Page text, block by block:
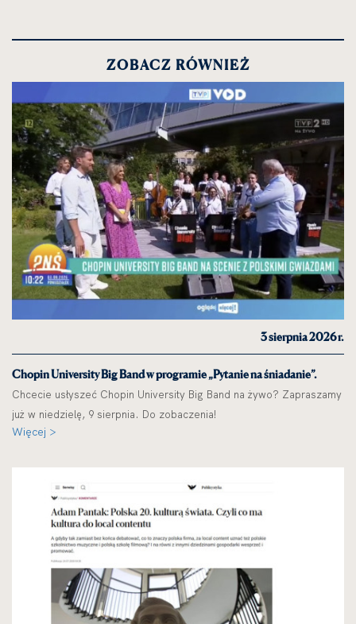
ZOBACZ RÓWNIEŻ
3 sierpnia 2026 r.
Chopin University Big Band w programie „Pytanie na śniadanie”.
Chcecie usłyszeć Chopin University Big Band na żywo? Zapraszamy
już w niedzielę, 9 sierpnia. Do zobaczenia!
Więcej >